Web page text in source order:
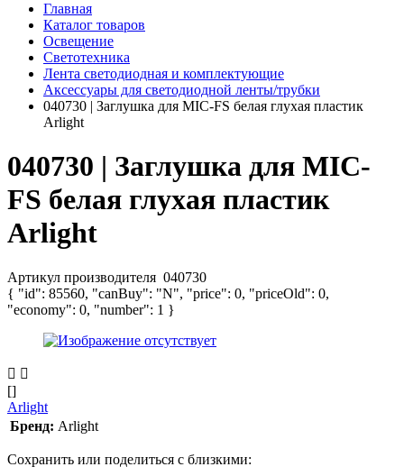
Главная
Каталог товаров
Освещение
Светотехника
Лента светодиодная и комплектующие
Аксессуары для светодиодной ленты/трубки
040730 | Заглушка для MIC-FS белая глухая пластик
Arlight
040730 | Заглушка для MIC-
FS белая глухая пластик
Arlight
Артикул производителя 040730
{ "id": 85560, "canBuy": "N", "price": 0, "priceOld": 0,
"economy": 0, "number": 1 }
[]
Arlight
Бренд: Arlight
Сохранить или поделиться с близкими: